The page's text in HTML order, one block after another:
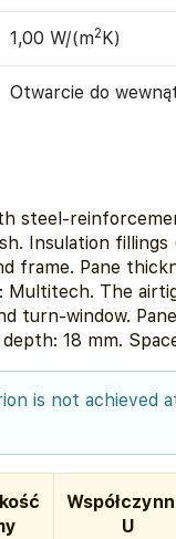
1,00 W/(m2K)
Otwarcie do
steel-
Insulation fillings
frame. Pane
Multitech. The
turn-window.
18 mm.
is not achieved
U